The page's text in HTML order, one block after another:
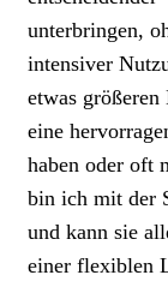
unterbringen,
intensiver
etwas
eine
haben oder oft
bin ich mit der
und kann sie
einer flexiblen